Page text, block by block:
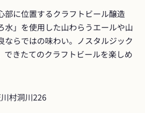
部に位置するクラフトビール醸造
水」を使用した山わらうエールや山
ならではの味わい。ノスタルジック
できたてのクラフトビールを楽しめ
村洞川226